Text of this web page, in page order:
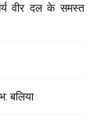
वीर दल के समस्त
बलिया